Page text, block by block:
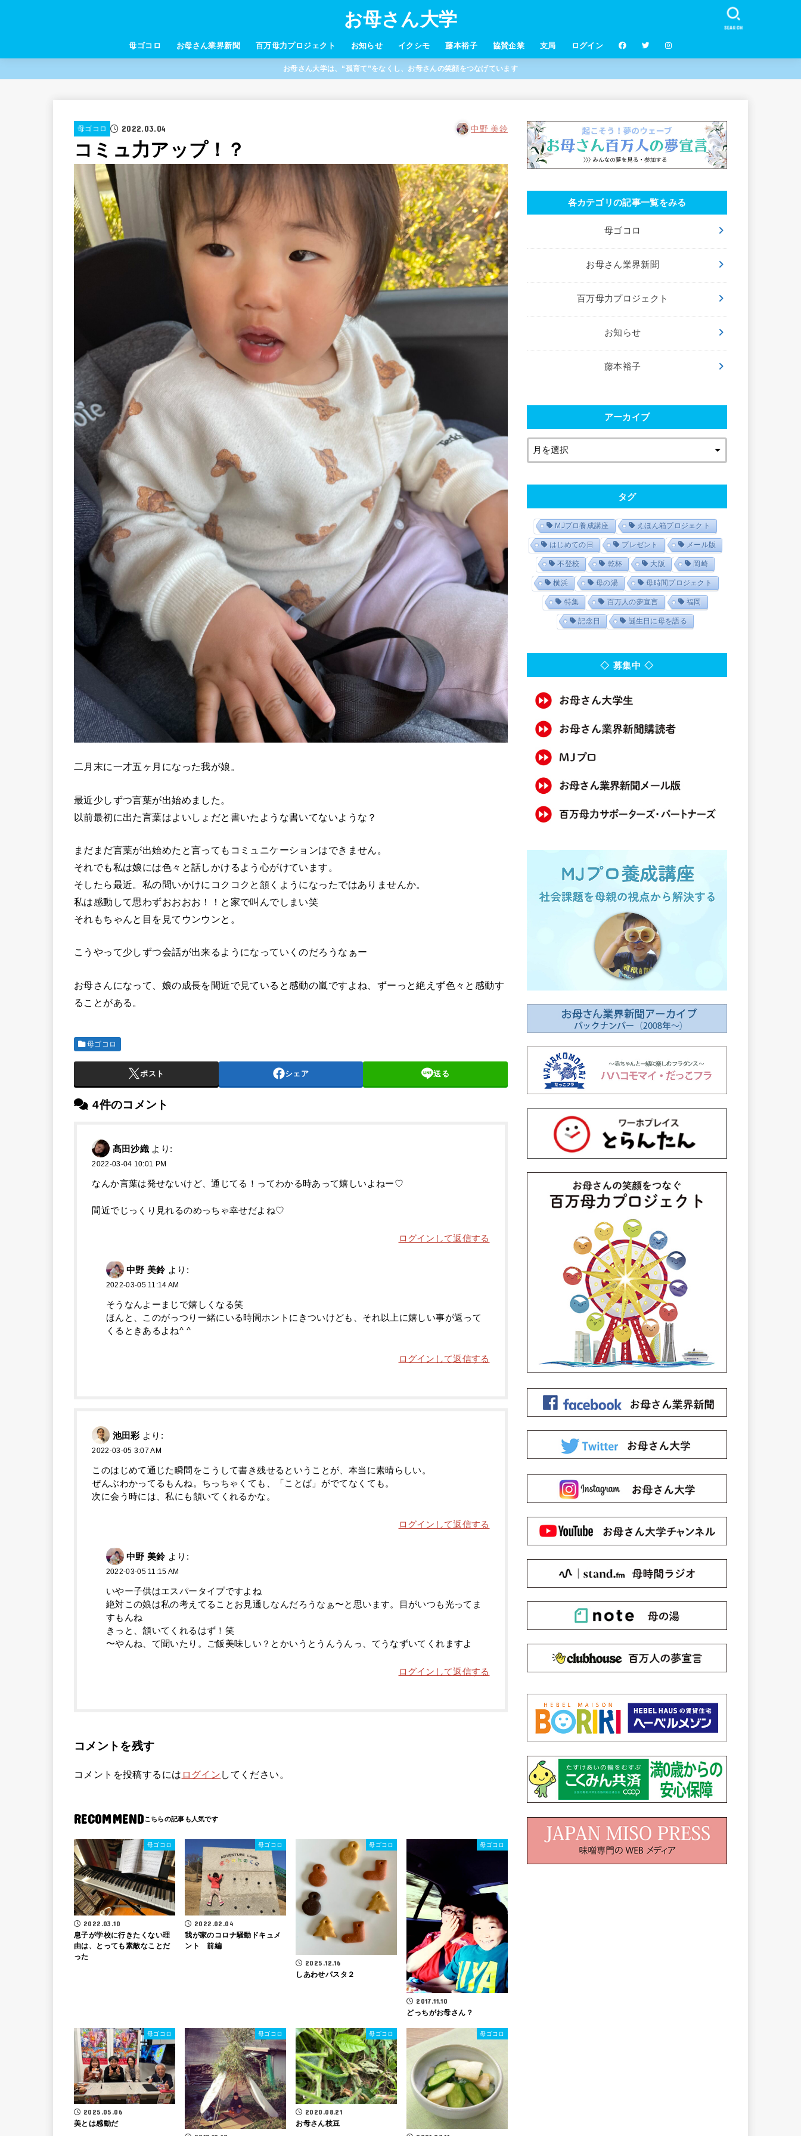
お母さん大学
母ゴコロ お母さん業界新聞 百万母力プロジェクト お知らせ イクシモ 藤本裕子 協賛企業 支局 ログイン
SEARCH
お母さん大学は、“孤育て”をなくし、お母さんの笑顔をつなげています
母ゴコロ 2022.03.04 中野 美鈴
コミュ力アップ！？
二月末に一才五ヶ月になった我が娘。
最近少しずつ言葉が出始めました。
以前最初に出た言葉はよいしょだと書いたような書いてないような？
まだまだ言葉が出始めたと言ってもコミュニケーションはできません。
それでも私は娘には色々と話しかけるよう心がけています。
そしたら最近。私の問いかけにコクコクと頷くようになったではありませんか。
私は感動して思わずおおおお！！と家で叫んでしまい笑
それもちゃんと目を見てウンウンと。
こうやって少しずつ会話が出来るようになっていくのだろうなぁー
お母さんになって、娘の成長を間近で見ていると感動の嵐ですよね、ずーっと絶えず色々と感動す
ることがある。
母ゴコロ
ポスト シェア 送る
4件のコメント
髙田沙織 より:
2022-03-04 10:01 PM
なんか言葉は発せないけど、通じてる！ってわかる時あって嬉しいよねー♡
間近でじっくり見れるのめっちゃ幸せだよね♡
ログインして返信する
中野 美鈴 より:
2022-03-05 11:14 AM
そうなんよーまじで嬉しくなる笑
ほんと、このがっつり一緒にいる時間ホントにきついけども、それ以上に嬉しい事が返って
くるときあるよね^ ^
ログインして返信する
池田彩 より:
2022-03-05 3:07 AM
このはじめて通じた瞬間をこうして書き残せるということが、本当に素晴らしい。
ぜんぶわかってるもんね。ちっちゃくても、「ことば」がでてなくても。
次に会う時には、私にも頷いてくれるかな。
ログインして返信する
中野 美鈴 より:
2022-03-05 11:15 AM
いやー子供はエスパータイプですよね
絶対この娘は私の考えてることお見通しなんだろうなぁ〜と思います。目がいつも光ってま
すもんね
きっと、頷いてくれるはず！笑
〜やんね、て聞いたり。ご飯美味しい？とかいうとうんうんっ、てうなずいてくれますよ
ログインして返信する
コメントを残す
コメントを投稿するには ログイン してください。
RECOMMEND
母ゴコロ
2022.03.10
息子が学校に行きたくない理
由は、とっても素敵なことだ
った
母ゴコロ
2022.02.04
我が家のコロナ騒動ドキュメ
ント 前編
母ゴコロ
2025.12.16
しあわせパスタ２
母ゴコロ
2017.11.10
どっちがお母さん？
母ゴコロ
2025.05.06
美とは感動だ
母ゴコロ 母ゴコロ
2020.08.21
お母さん枝豆
母ゴコロ
各カテゴリの記事一覧をみる
母ゴコロ
お母さん業界新聞
百万母力プロジェクト
お知らせ
藤本裕子
アーカイブ
タグ
MJプロ養成講座 えほん箱プロジェクト
はじめての日 プレゼント メール版
不登校 乾杯 大阪 岡崎
横浜 母の湯 母時間プロジェクト
特集 百万人の夢宣言 福岡
記念日 誕生日に母を語る
◇ 募集中 ◇